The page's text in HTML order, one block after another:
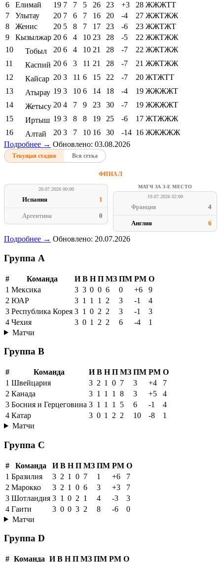
6
Елимай 19 7 7 5 26 23 +3 28 ЖЖЖТТ
7
Улытау 20 7 6 7 16 20 -4 27 ЖЖТЖЖ
8
Женис 20 5 8 7 17 23 -6 23 ЖЖТЖТ
9
Кызылжар 20 6 4 10 23 28 -5 22 ЖЖТЖЖ
10
Тобыл 20 6 4 10 21 28 -7 22 ЖЖТЖЖ
11
Каспий 20 6 3 11 21 28 -7 21 ЖЖТЖЖ
12
Кайсар 20 3 11 6 15 22 -7 20 ЖТЖТТ
13
Атырау 19 3 10 6 14 18 -4 19 ЖЖЖЖТ
14
Жетысу 20 4 7 9 23 30 -7 19 ЖЖЖЖТ
15
Иртыш 19 3 8 8 19 25 -6 17 ЖТЖЖЖ
16
Алтай 20 3 7 10 16 30 -14 16 ЖЖЖЖЖ
Подробнее → Обновлено: 03.08.2026
Текущая стадия Вся сетка
ФИНАЛ
20.07.2026 00:00
Испания 1
Аргентина 0
МАТЧ ЗА 3-Е МЕСТО
19.07.2026 02:00
Франция 4
Англия 6
Подробнее → Обновлено: 20.07.2026
Группа A
# Команда И В Н П МЗ ПМ РМ О
1 Мексика 3 3 0 0 6 0 +6
9
2 ЮАР 3 1 1 1 2 3 -1
4
3 Республика Корея 3 1 0 2 2 3 -1
3
4 Чехия 3 0 1 2 2 6 -4
1
Матчи
Группа B
# Команда И В Н П МЗ ПМ РМ О
1 Швейцария 3 2 1 0 7 3 +4
7
2 Канада 3 1 1 1 8 3 +5
4
3 Босния и Герцеговина 3 1 1 1 5 6 -1
4
4 Катар 3 0 1 2 2 10 -8
1
Матчи
Группа C
# Команда И В Н П МЗ ПМ РМ О
1 Бразилия 3 2 1 0 7 1 +6
7
2 Марокко 3 2 1 0 6 3 +3
7
3 Шотландия 3 1 0 2 1 4 -3
3
4 Гаити 3 0 0 3 2 8 -6
0
Матчи
Группа D
# Команда И В Н П МЗ ПМ РМ О